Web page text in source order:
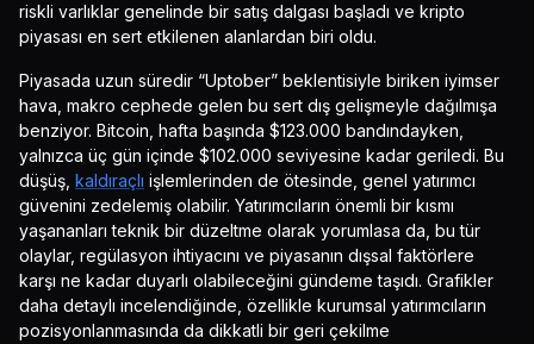
riskli varlıklar genelinde bir satış dalgası başladı ve kripto
piyasası en sert etkilenen alanlardan biri oldu.
Piyasada uzun süredir “Uptober” beklentisiyle biriken iyimser
hava, makro cephede gelen bu sert dış gelişmeyle dağılmışa
benziyor. Bitcoin, hafta başında $123.000 bandındayken,
yalnızca üç gün içinde $102.000 seviyesine kadar geriledi. Bu
düşüş, kaldıraçlı işlemlerinden de ötesinde, genel yatırımcı
güvenini zedelemiş olabilir. Yatırımcıların önemli bir kısmı
yaşananları teknik bir düzeltme olarak yorumlasa da, bu tür
olaylar, regülasyon ihtiyacını ve piyasanın dışsal faktörlere
karşı ne kadar duyarlı olabileceğini gündeme taşıdı. Grafikler
daha detaylı incelendiğinde, özellikle kurumsal yatırımcıların
pozisyonlanmasında da dikkatli bir geri çekilme